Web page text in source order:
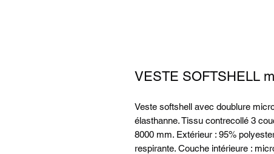
VESTE SOFTSHELL
Veste softshell avec doublure
élasthanne. Tissu contrecollé 3
8000 mm. Extérieur : 95%
respirante. Couche intérieure :